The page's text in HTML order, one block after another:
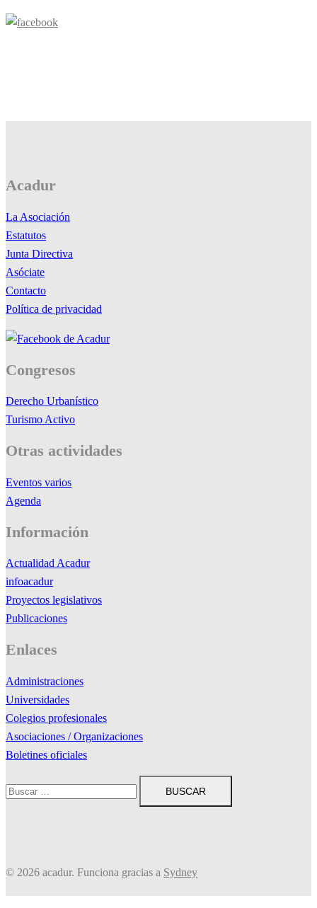
Acadur
La Asociación
Estatutos
Junta Directiva
Asóciate
Contacto
Política de privacidad
Congresos
Derecho Urbanístico
Turismo Activo
Otras actividades
Eventos varios
Agenda
Información
Actualidad Acadur
infoacadur
Proyectos legislativos
Publicaciones
Enlaces
Administraciones
Universidades
Colegios profesionales
Asociaciones / Organizaciones
Boletines oficiales
Buscar:
© 2026 acadur. Funciona gracias a Sydney